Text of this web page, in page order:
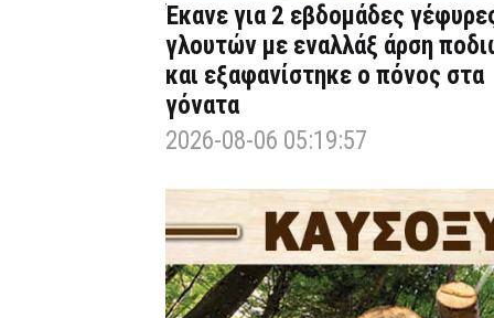
Έκανε για 2 εβδομάδες
γλουτών με εναλλάξ άρση
και εξαφανίστηκε ο πόνος στα
γόνατα
2026-08-06 05:19:57